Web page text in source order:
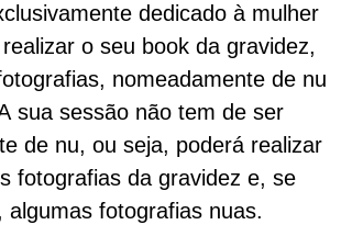
dedicado à mulher
o seu book da gravidez,
nomeadamente de nu
sua sessão não tem de ser
de nu, ou seja, poderá realizar
fotografias da gravidez e, se
algumas fotografias nuas.